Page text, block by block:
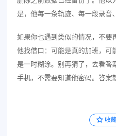
是，他每一条轨迹、每一段录音
如果你也遇到类似的情况，不要
他找借口：可能是真的加班，可
是一时糊涂。别再猜了，去看答
手机，不需要知道他密码。答案
收藏